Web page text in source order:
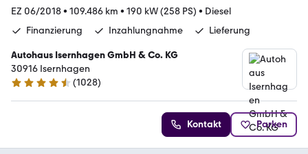
EZ 06/2018• 109.486 km • 190 kW (258 PS) • Diesel
Finanzierung
Inzahlungnahme Lieferung
Autohaus Isernhagen GmbH & Co. KG
30916 Isernhagen
4.5 Sterne
(1028)
Kontakt Parken